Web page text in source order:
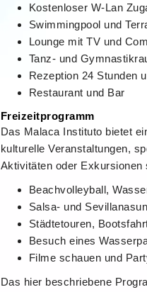
Kostenloser W-Lan
Swimmingpool und
Lounge mit TV und
Tanz- und
Rezeption 24 Stunden
Restaurant und Bar
Freizeitprogramm
Das Malaca Instituto bietet
kulturelle Veranstaltungen,
Aktivitäten oder Exkursionen
Beachvolleyball,
Salsa- und
Städtetouren,
Besuch eines
Filme schauen und
Das hier beschriebene